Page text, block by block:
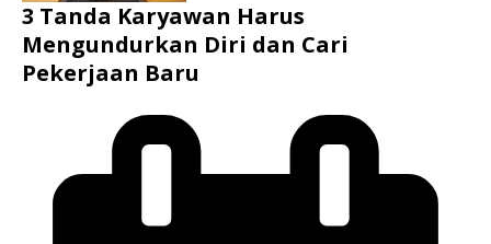
3 Tanda Karyawan Harus
Mengundurkan Diri dan Cari
Pekerjaan Baru